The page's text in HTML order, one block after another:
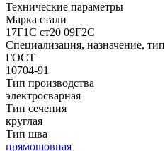
Технические параметры
Марка стали
17Г1С ст20 09Г2С
Специализация, назначение, тип
ГОСТ
10704-91
Тип производства
электросварная
Тип сечения
круглая
Тип шва
прямошовная